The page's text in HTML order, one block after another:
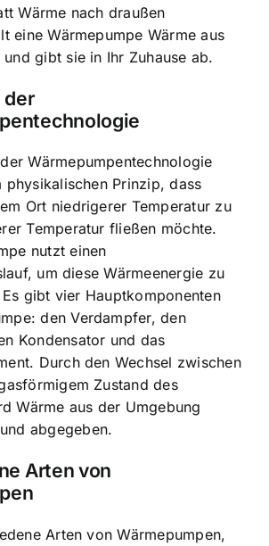
Wärme nach draußen
eine Wärmepumpe Wärme aus
gibt sie in Ihr Zuhause ab.
der
Wärmepumpentechnologie
physikalischen Prinzip, dass
Ort niedrigerer Temperatur zu
Temperatur fließen möchte.
nutzt einen
um diese Wärmeenergie zu
gibt vier Hauptkomponenten
den Verdampfer, den
Kondensator und das
Durch den Wechsel zwischen
Zustand des
Wärme aus der Umgebung
abgegeben.
Arten von
Arten von Wärmepumpen,